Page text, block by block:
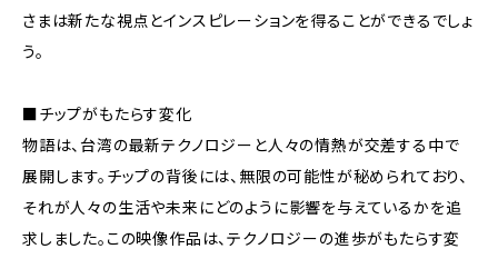
さまは新たな視点とインスピレーションを得ることができるでしょ
う。
■チップがもたらす変化
物語は、台湾の最新テクノロジーと人々の情熱が交差する中で
展開します。チップの背後には、無限の可能性が秘められており、
それが人々の生活や未来にどのように影響を与えているかを追
求しました。この映像作品は、テクノロジーの進歩がもたらす変